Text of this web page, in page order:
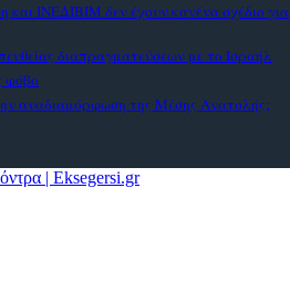
ΙΝΕΔΙΒΙΜ δεν έχουν κανένα σχέδιο για
διαπραγματεύσεων με το Ισραήλ
φόβο
αναδιαμόρφωση της Μέσης Ανατολής;